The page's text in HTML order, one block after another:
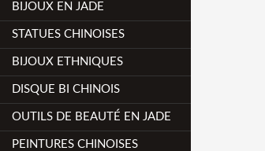
BIJOUX EN JADE
STATUES CHINOISES
BIJOUX ETHNIQUES
DISQUE BI CHINOIS
OUTILS DE BEAUTÉ EN JADE
PEINTURES CHINOISES